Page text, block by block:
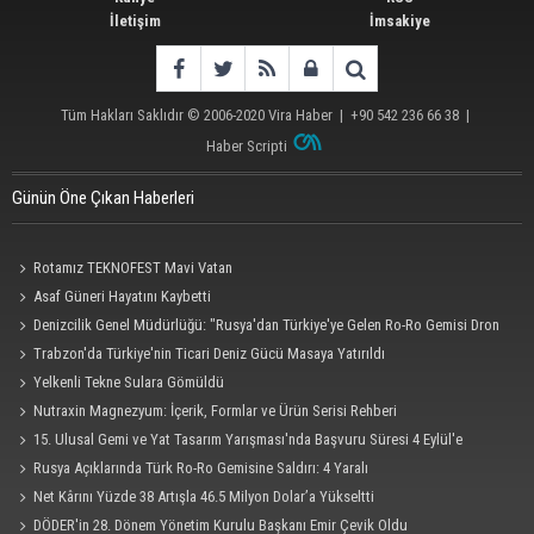
İletişim
İmsakiye
Tüm Hakları Saklıdır © 2006-2020 Vira Haber | +90 542 236 66 38 |
Haber Scripti
Günün Öne Çıkan Haberleri
Rotamız TEKNOFEST Mavi Vatan
Asaf Güneri Hayatını Kaybetti
Denizcilik Genel Müdürlüğü: "Rusya'dan Türkiye'ye Gelen Ro-Ro Gemisi Dron
Saldırısına Uğradı"
Trabzon'da Türkiye'nin Ticari Deniz Gücü Masaya Yatırıldı
Yelkenli Tekne Sulara Gömüldü
Nutraxin Magnezyum: İçerik, Formlar ve Ürün Serisi Rehberi
15. Ulusal Gemi ve Yat Tasarım Yarışması'nda Başvuru Süresi 4 Eylül'e
Uzatıldı
Rusya Açıklarında Türk Ro-Ro Gemisine Saldırı: 4 Yaralı
Net Kârını Yüzde 38 Artışla 46.5 Milyon Dolar’a Yükseltti
DÖDER'in 28. Dönem Yönetim Kurulu Başkanı Emir Çevik Oldu